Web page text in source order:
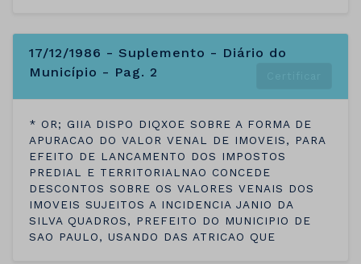
17/12/1986 - Suplemento - Diário do
Município - Pag. 2
* OR; GIIA DISPO DIQXOE SOBRE A FORMA DE
APURACAO DO VALOR VENAL DE IMOVEIS, PARA
EFEITO DE LANCAMENTO DOS IMPOSTOS
PREDIAL E TERRITORIALNAO CONCEDE
DESCONTOS SOBRE OS VALORES VENAIS DOS
IMOVEIS SUJEITOS A INCIDENCIA JANIO DA
SILVA QUADROS, PREFEITO DO MUNICIPIO DE
SAO PAULO, USANDO DAS ATRICAO QUE